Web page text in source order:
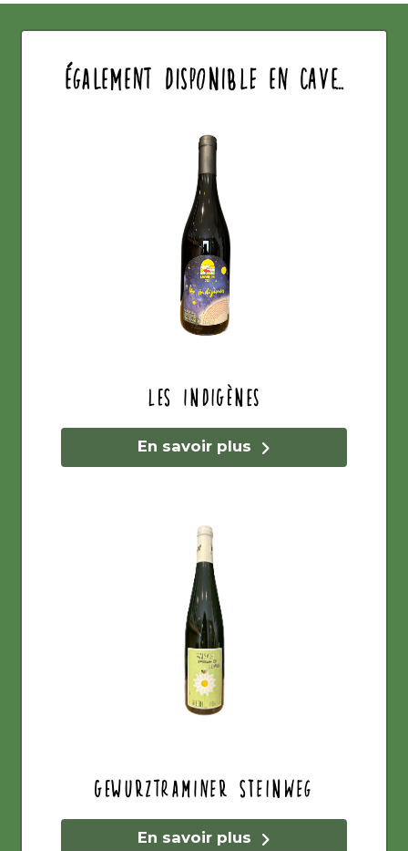
également disponible en cave...
Les Indigènes
En savoir plus
Gewurztraminer Steinweg
En savoir plus